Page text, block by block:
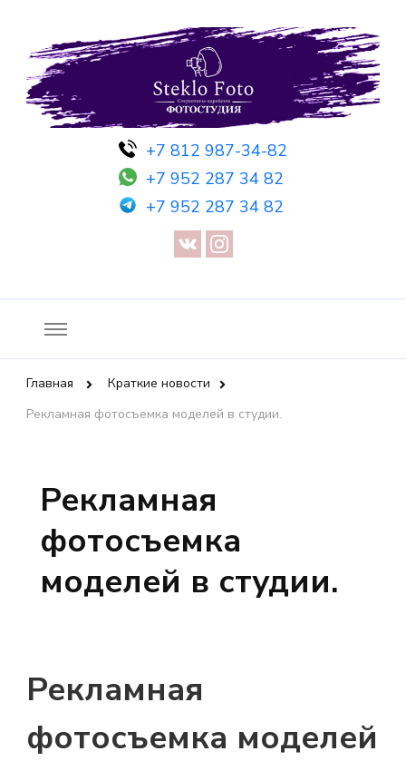
+7 812 987-34-82
+7 952 287 34 82
+7 952 287 34 82
Фотостудия SF
Фотосессия в студии СПб — Фотосессия в Санкт-Петербурге
— Предметная съемка — Невидимый манекен — Прозрачный
манекен — Сертификат на фотосессию
Главная
Краткие новости
Рекламная фотосъемка моделей в студии.
Рекламная
фотосъемка
моделей в студии.
Рекламная
фотосъемка моделей